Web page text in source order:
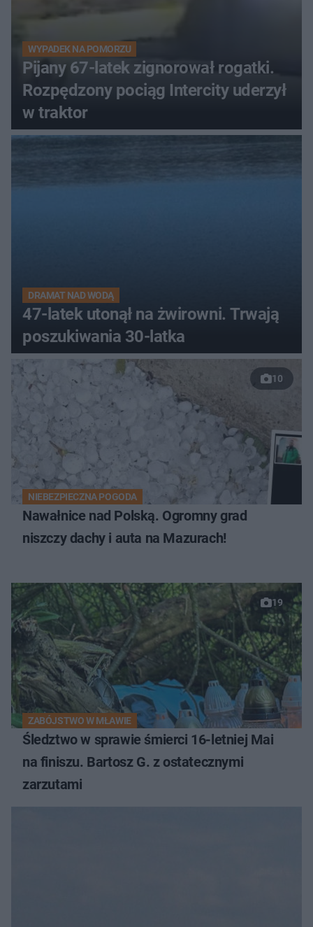
WYPADEK NA POMORZU
Pijany 67-latek zignorował rogatki.
Rozpędzony pociąg Intercity uderzył
w traktor
DRAMAT NAD WODĄ
47-latek utonął na żwirowni. Trwają
poszukiwania 30-latka
10
NIEBEZPIECZNA POGODA
Nawałnice nad Polską. Ogromny grad
niszczy dachy i auta na Mazurach!
19
ZABÓJSTWO W MŁAWIE
Śledztwo w sprawie śmierci 16-letniej Mai
na finiszu. Bartosz G. z ostatecznymi
zarzutami